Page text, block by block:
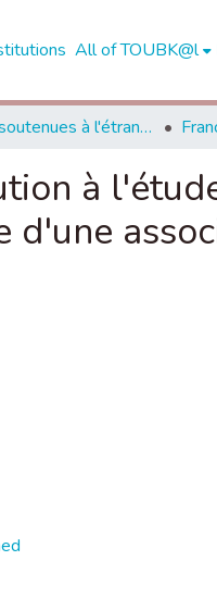
All of TOUBK@l
Thèses soutenues à l'étranger
à
d'une